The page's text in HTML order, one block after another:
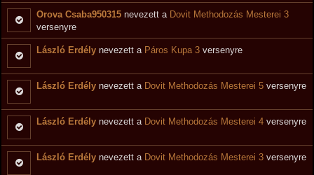
Orova Csaba950315 nevezett a Dovit Methodozás Mesterei 3
versenyre
László Erdély nevezett a Páros Kupa 3 versenyre
László Erdély nevezett a Dovit Methodozás Mesterei 5 versenyre
László Erdély nevezett a Dovit Methodozás Mesterei 4 versenyre
László Erdély nevezett a Dovit Methodozás Mesterei 3 versenyre